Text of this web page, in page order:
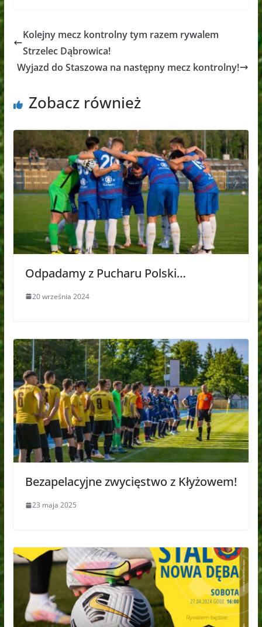
Kolejny mecz kontrolny tym razem rywalem
Strzelec Dąbrowica!
Wyjazd do Staszowa na następny mecz kontrolny!
Zobacz również
Odpadamy z Pucharu Polski…
20 września 2024
Bezapelacyjne zwycięstwo z Kłyżowem!
23 maja 2025